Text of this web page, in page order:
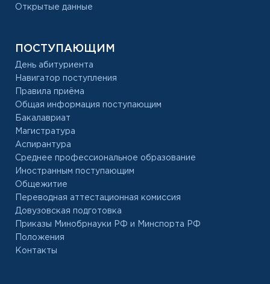
Открытые данные
ПОСТУПАЮЩИМ
День абитуриента
Навигатор поступления
Правила приёма
Общая информация поступающим
Бакалавриат
Магистратура
Аспирантура
Среднее профессиональное образование
Иностранным поступающим
Общежитие
Переводная аттестационная комиссия
Довузовская подготовка
Приказы Минобрнауки РФ и Минспорта РФ
Положения
Контакты